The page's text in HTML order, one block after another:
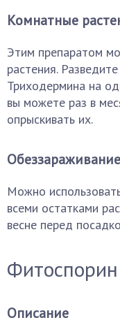
Комнатные
Этим препаратом
растения.
Триходермина на
вы можете раз в
опрыскивать их.
Можно
всеми остатками
весне перед
Фитоспорин
Описание